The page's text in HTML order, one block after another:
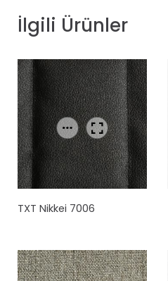
İlgili Ürünler
TXT Nikkei 7006